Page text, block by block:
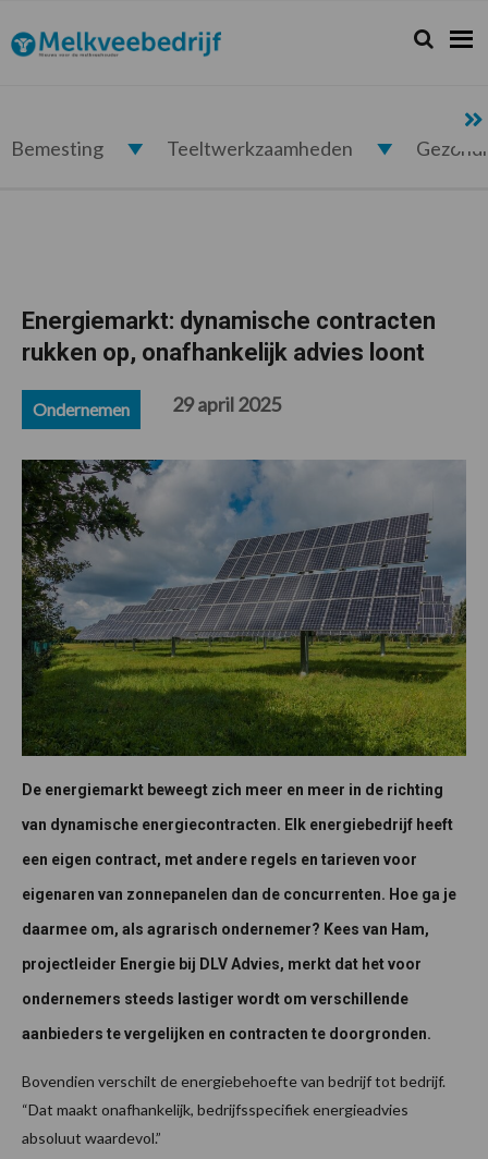
de
hoofdnavigatie
de
hoofd
de
eerste
de
voettekst
Melkveebedrijf.nl Zoeken...
Zoek
Bemesting Teeltwerkzaamheden
Energiemarkt: dynamische contracten
rukken op, onafhankelijk advies loont
Ondernemen 29 april 2025
De energiemarkt beweegt zich meer en meer in de richting
van dynamische energiecontracten. Elk energiebedrijf heeft
een eigen contract, met andere regels en tarieven voor
eigenaren van zonnepanelen dan de concurrenten. Hoe ga je
daarmee om, als agrarisch ondernemer? Kees van Ham,
projectleider Energie bij DLV Advies, merkt dat het voor
ondernemers steeds lastiger wordt om verschillende
aanbieders te vergelijken en contracten te doorgronden.
Bovendien verschilt de energiebehoefte van bedrijf tot bedrijf.
“Dat maakt onafhankelijk, bedrijfsspecifiek energieadvies
absoluut waardevol.”